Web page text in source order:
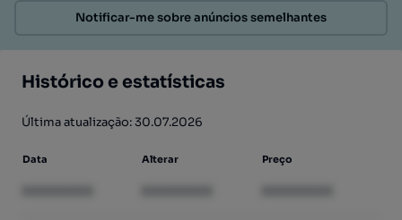
Notificar-me sobre anúncios semelhantes
Histórico e estatísticas
Última atualização: 30.07.2026
Data Alterar Preço